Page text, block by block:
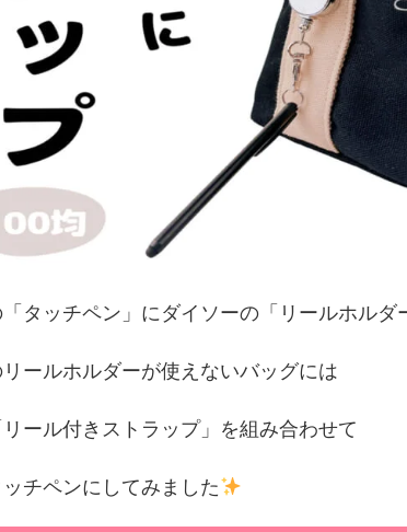
タッチペン」にダイソーの「リールホルダ
ールホルダーが使えないバッグには
ール付きストラップ」を組み合わせて
チペンにしてみました